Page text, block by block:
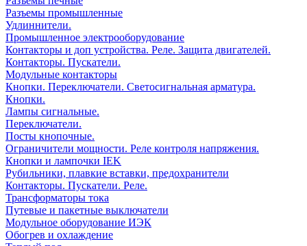
Разъемы промышленные
Удлиннители.
Промышленное электрооборудование
Контакторы и доп устройства. Реле. Защита двигателей.
Контакторы. Пускатели.
Модульные контакторы
Кнопки. Переключатели. Светосигнальная арматура.
Кнопки.
Лампы сигнальные.
Переключатели.
Посты кнопочные.
Ограничители мощности. Реле контроля напряжения.
Кнопки и лампочки IEK
Рубильники, плавкие вставки, предохранители
Контакторы. Пускатели. Реле.
Трансформаторы тока
Путевые и пакетные выключатели
Модульное оборудование ИЭК
Обогрев и охлаждение